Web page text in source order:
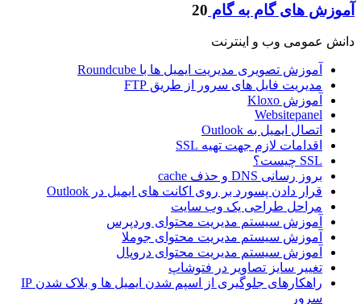
آموزش های گام به گام 20
دانش عمومی وب و اینترنت
آموزش تصویری مدیریت ایمیل ها با Roundcube
مدیریت فایل های سرور از طریق FTP
آموزش Kloxo
Websitepanel
اتصال ایمیل به Outlook
اقدامات لازم جهت تهیه SSL
SSL چیست؟
بروز رسانی DNS و حذف cache
قرار دادن پسورد بر روی اکانت های ایمیل در Outlook
مراحل طراحی یک وب سایت
آموزش سیستم مدیریت محتوای وردپرس
آموزش سیستم مدیریت محتوای جوملا
آموزش سیستم مدیریت محتوای دروپال
تغییر سایز تصاویر در فتوشاپ
راهکارهای جلوگیری از اسپم شدن ایمیل ها و بلاک شدن IP
سرور